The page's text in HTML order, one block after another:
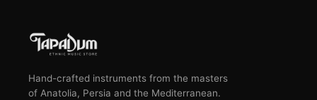
Hand-crafted instruments from the masters
of Anatolia, Persia and the Mediterranean.